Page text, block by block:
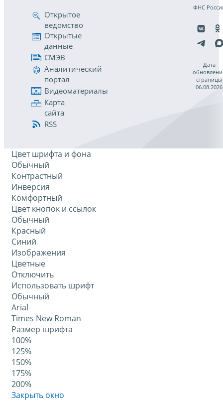
Открытое
ведомство
Открытые
данные
СМЭВ
Аналитический
портал
Видеоматериалы
Карта
сайта
RSS
ФНС
Дата
страницы
06.08.2026
Цвет шрифта и фона
Обычный
Контрастный
Инверсия
Комфортный
Цвет кнопок и ссылок
Обычный
Красный
Синий
Изображения
Цветные
Отключить
Использовать шрифт
Обычный
Arial
Times New Roman
Размер шрифта
100%
125%
150%
175%
200%
Закрыть окно